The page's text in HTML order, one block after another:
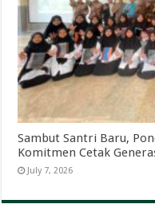
Sambut Santri Baru,
Komitmen Cetak
July 7, 2026